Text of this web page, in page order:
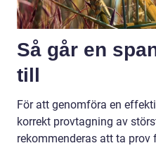
Så går en
till
För att genomföra en
korrekt provtagning av
rekommenderas att ta